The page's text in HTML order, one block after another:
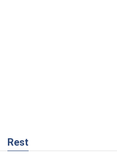
Rest